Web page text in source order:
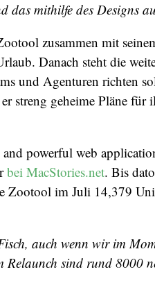
mithilfe des Designs
zusammen mit
Danach steht die
und Agenturen richten
streng geheime Pläne für
powerful web
bei MacStories.net. Bis
Zootool im Juli 14,379
auch wenn wir im
Relaunch sind rund 8000